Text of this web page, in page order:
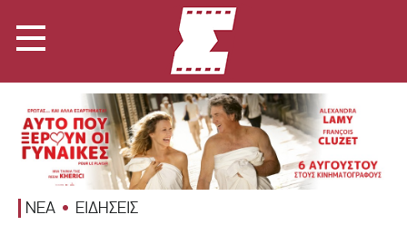
ΝΕΑ ΕΙΔΗΣΕΙΣ